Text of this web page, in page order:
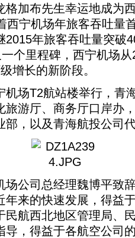
格加布先生幸运地成为
西宁机场年旅客吞吐量
2015年旅客吞吐量突破
个里程碑，西宁机场
增长的新阶段。
场T2航站楼举行，青
旅游厅、商务厅口岸办
部，以及青海航投公司
公司总经理魏博平致
年来的快速发展，得益
民航西北地区管理局、
导，得益于各航空公司